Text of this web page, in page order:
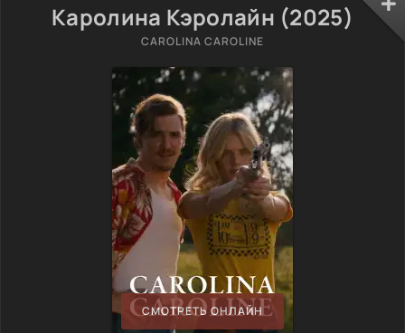
Каролина Кэролайн (2025)
CAROLINA CAROLINE
СМОТРЕТЬ ОНЛАЙН